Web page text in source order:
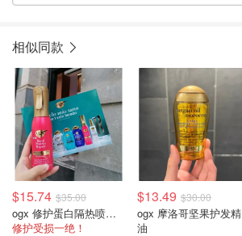
相似同款
$15.74 $35.00
ogx 修护蛋白隔热喷雾 193ml
修护受损一绝！
$13.49 $30.00
ogx 摩洛哥坚果护发精
油